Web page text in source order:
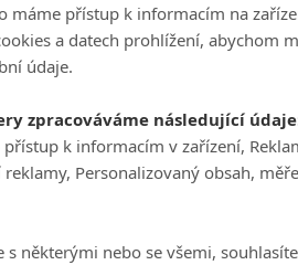
máme přístup k informacím na
a datech prohlížení, abychom
údaje.
zpracováváme následující
k informacím v zařízení,
Personalizovaný obsah,
s některými nebo se všemi,